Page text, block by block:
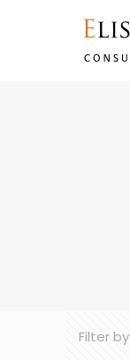
Filter by